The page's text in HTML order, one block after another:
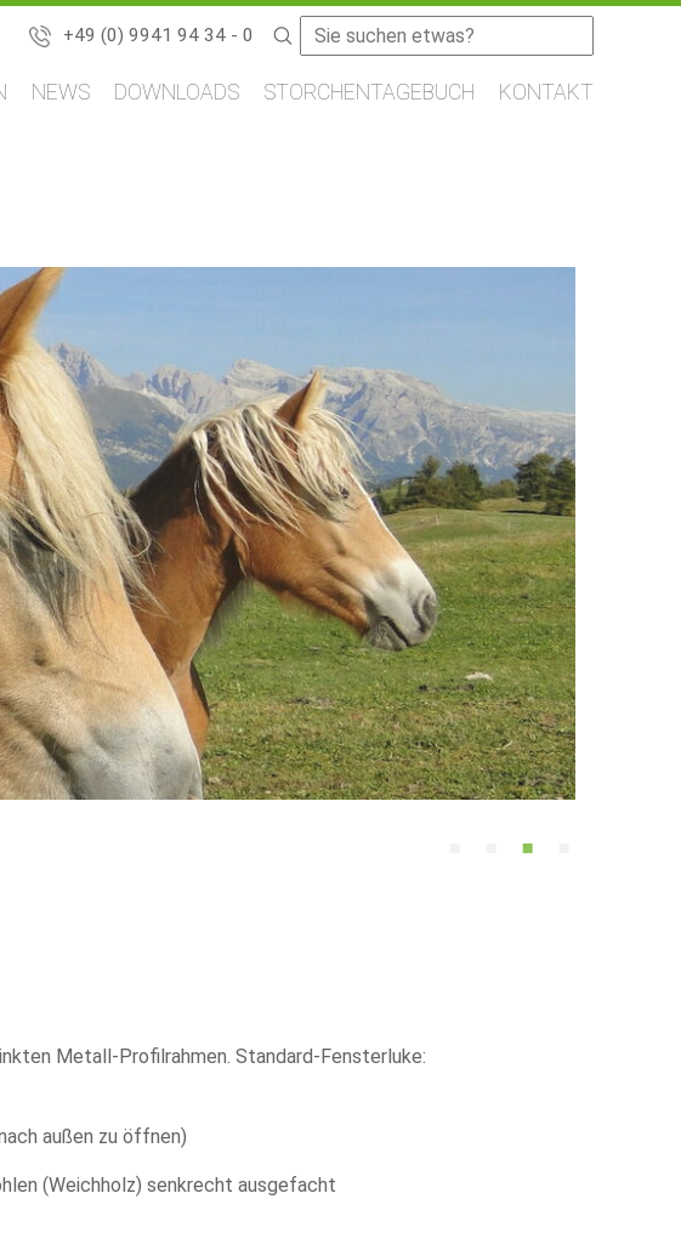
+49 (0) 9941 94 34 - 0 Suchbegriffe
NEWS DOWNLOADS STORCHENTAGEBUCH KONTAKT
Metall-Profilrahmen. Standard-Fensterluke:
außen zu öffnen)
(Weichholz) senkrecht ausgefacht